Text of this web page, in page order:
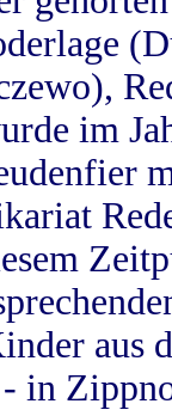
im
aus
in